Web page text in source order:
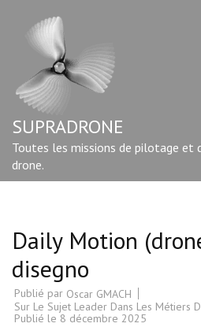
contenu
Entrée)
SUPRADRONE
Toutes les missions de pilotage et
drone.
Daily Motion
disegno
Publié par Oscar GMACH
Sur Le Sujet Leader Dans Les Métiers
Publié le 8 décembre 2025